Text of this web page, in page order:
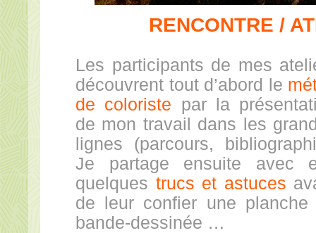
RENCONTRE /
Les participants de mes
découvrent tout d’abord le
de coloriste par la
de mon travail dans les
lignes (parcours,
Je partage ensuite avec
quelques trucs et astuces
de leur confier une planche
bande-dessinée …